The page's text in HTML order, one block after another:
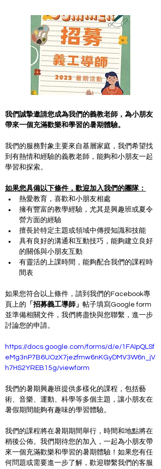
我們誠摯邀請您成為我們的義教老師，為小朋友
帶來一個充滿歡樂和學習的暑期體驗。
我們的服務對象主要來自基層家庭，我們希望找
到有熱情和經驗的義教老師，能夠和小朋友一起
學習和探索。
如果您具備以下條件，歡迎加入我們的團隊：
熱愛教育，喜歡和小朋友相處
擁有豐富的教學經驗，尤其是興趣班或夏令
營方面的經驗
擅長於特定主題或領域中傳授知識和技能
具有良好的溝通和互動技巧，能夠建立良好
的關係與小朋友互動
有靈活的上課時間，能夠配合我們的課程時
間表
如果您符合以上條件，請到我們的Facebook專
頁上的 「招募義工導師」 帖子填寫Google form
並準備相關文件，我們將盡快與您聯繫，進一步
討論您的申請。
https://docs.google.com/forms/d/e/1FAIpQLSf
eMg3nP7B6UOzX7jezfmw6nKGyDMV3W6n_jV
h7HS2YREB15g/viewform
我們的暑期興趣班提供多樣化的課程，包括藝
術、音樂、運動、科學等多個主題，讓小朋友在
暑假期間能夠有趣味的學習體驗。
我們的課程將在暑期期間舉行，時間和地點將在
稍後公佈。我們期待您的加入，一起為小朋友帶
來一個充滿歡樂和學習的暑期體驗！如果您有任
何問題或需要進一步了解，歡迎聯繫我們的客服